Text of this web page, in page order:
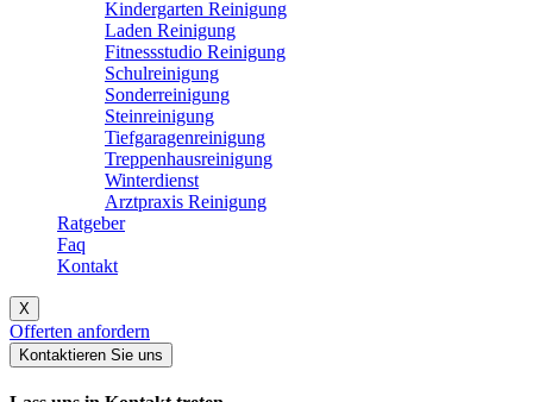
Kindergarten Reinigung
Laden Reinigung
Fitnessstudio Reinigung
Schulreinigung
Sonderreinigung
Steinreinigung
Tiefgaragenreinigung
Treppenhausreinigung
Winterdienst
Arztpraxis Reinigung
Ratgeber
Faq
Kontakt
X
Offerten anfordern
Kontaktieren Sie uns